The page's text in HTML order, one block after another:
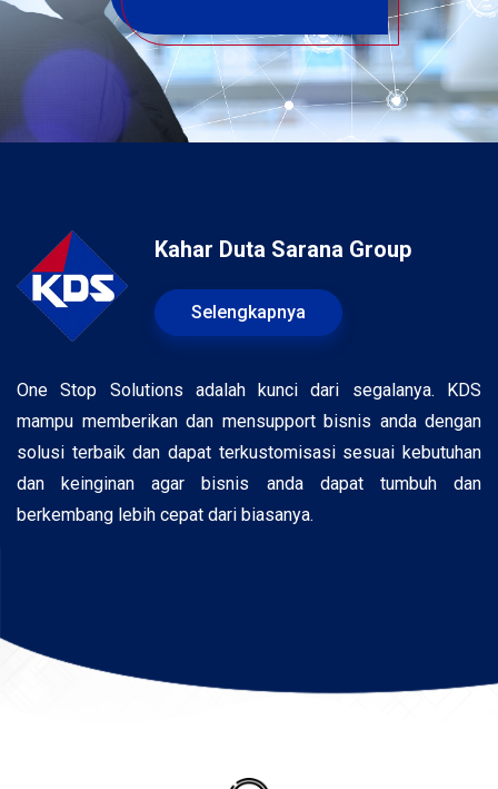
Kahar Duta Sarana Group
Selengkapnya
One Stop Solutions adalah kunci dari segalanya. KDS
mampu memberikan dan mensupport bisnis anda dengan
solusi terbaik dan dapat terkustomisasi sesuai kebutuhan
dan keinginan agar bisnis anda dapat tumbuh dan
berkembang lebih cepat dari biasanya.